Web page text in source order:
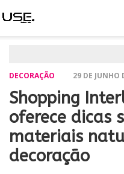
DECORAÇÃO 29 DE JUNHO
Shopping
oferece dicas
materiais
decoração